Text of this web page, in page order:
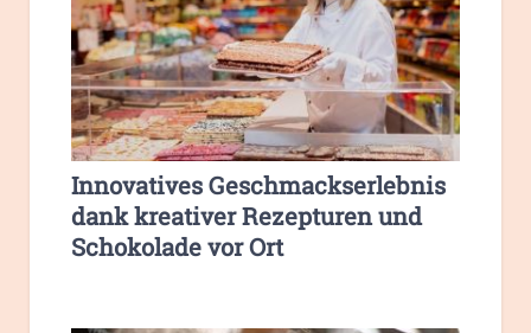
Innovatives Geschmackserlebnis
dank kreativer Rezepturen und
Schokolade vor Ort